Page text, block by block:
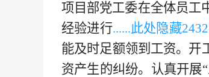
项目部党工委在全体员工
经验进行......此处隐藏243
能及时足额领到工资。开
资产生的纠纷。认真开展